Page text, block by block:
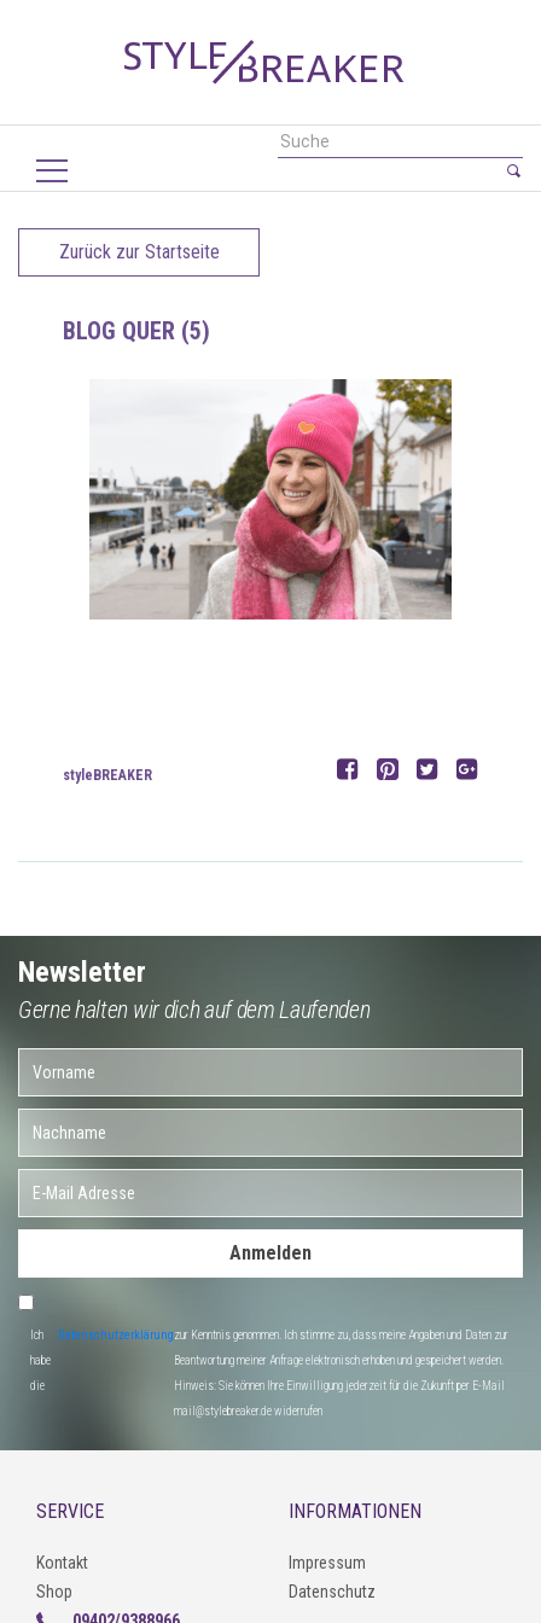
Zurück zur Startseite
BLOG QUER (5)
styleBREAKER
Newsletter
Gerne halten wir dich auf dem Laufenden
Anmelden
Ich
habe
die
Datenschutzerklärungzur Kenntnis genommen. Ich stimme zu, dass meine Angaben und Daten zur
Beantwortung meiner Anfrage elektronisch erhoben und gespeichert werden.
Hinweis: Sie können Ihre Einwilligung jederzeit für die Zukunft per E-Mail
mail@stylebreaker.de widerrufen
SERVICE
Kontakt
Shop
INFORMATIONEN
Impressum
Datenschutz